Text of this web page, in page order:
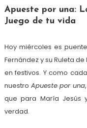
Apueste por una:
Juego de tu vida
Hoy miércoles es
Fernández y su Ruleta
en festivos. Y como
nuestro Apueste por una
que para María Jesús
verdad.